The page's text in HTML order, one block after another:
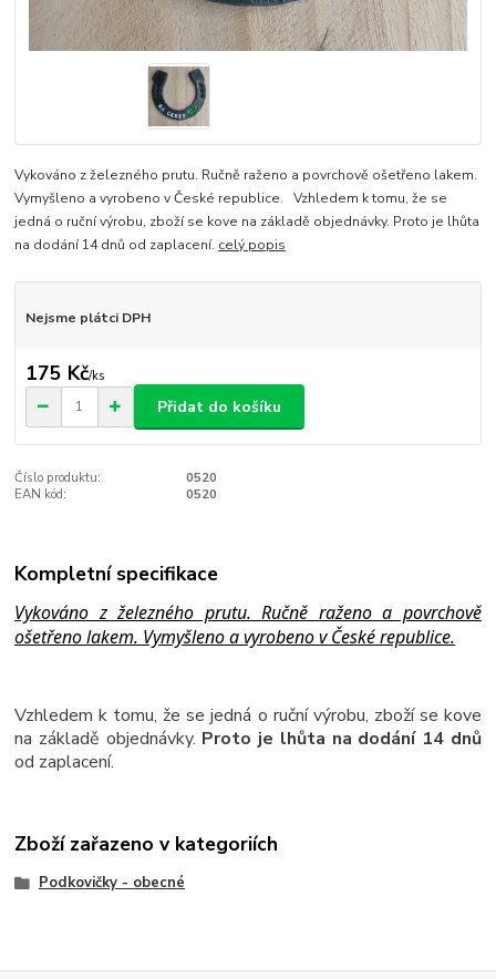
Vykováno z železného prutu. Ručně raženo a povrchově ošetřeno lakem.
Vymyšleno a vyrobeno v České republice. Vzhledem k tomu, že se
jedná o ruční výrobu, zboží se kove na základě objednávky. Proto je lhůta
na dodání 14 dnů od zaplacení. celý popis
Nejsme plátci DPH
175 Kč/ks
Přidat do košíku
Číslo produktu:
0520
EAN kód:
0520
Kompletní specifikace
Vykováno z železného prutu. Ručně raženo a povrchově
ošetřeno lakem. Vymyšleno a vyrobeno v České republice.
Vzhledem k tomu, že se jedná o ruční výrobu, zboží se kove
na základě objednávky. Proto je lhůta na dodání 14 dnů
od zaplacení.
Zboží zařazeno v kategoriích
Podkovičky - obecné